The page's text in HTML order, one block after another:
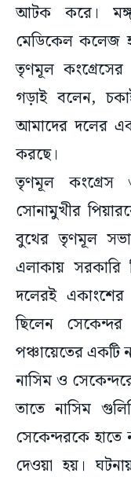
আটক করে।
মেডিকেল কলেজ
তৃণমূল কংগ্রেসের
গড়াই বলেন,
আমাদের দলের
করছে।
তৃণমূল কংগ্রেস
সোনামুখীর
বুথের তৃণমূল
এলাকায় সরকারি
দলেরই একাংশের
ছিলেন
পঞ্চায়েতের একটি
নাসিম ও
তাতে নাসিম
সেকেন্দরকে
দেওয়া হয়।